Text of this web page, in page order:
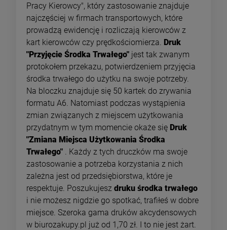
Pracy Kierowcy", który zastosowanie znajduje
najczęściej w firmach transportowych, które
prowadzą ewidencję i rozliczają kierowców z
kart kierowców czy prędkościomierza. Druk
"Przyjęcie Środka Trwałego" jest tak zwanym
protokołem przekazu, potwierdzeniem przyjęcia
środka trwałego do użytku na swoje potrzeby.
Na bloczku znajduje się 50 kartek do zrywania
formatu A6. Natomiast podczas wystąpienia
zmian związanych z miejscem użytkowania
przydatnym w tym momencie okaże się Druk
"Zmiana Miejsca Użytkowania Środka
Trwałego" . Każdy z tych druczków ma swoje
zastosowanie a potrzeba korzystania z nich
zależna jest od przedsiębiorstwa, które je
respektuje. Poszukujesz druku środka trwałego
i nie możesz nigdzie go spotkać, trafiłeś w dobre
miejsce. Szeroka gama druków akcydensowych
w biurozakupy.pl już od 1,70 zł. I to nie jest żart.